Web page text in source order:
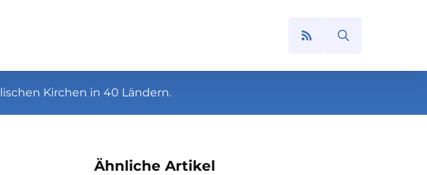
Kirchen in 40 Ländern.
Ähnliche Artikel